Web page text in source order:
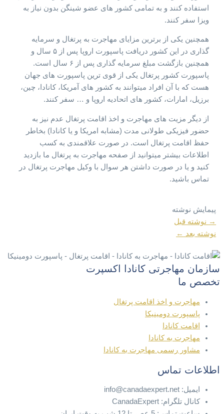
استفاده کنند و به تمامی کشور های عضو شینگن بدون نیاز به
ویزا سفر کنند.
همچنین یکی از برترین مزایای مهاجرت به پرتغال و سرمایه
گذاری در این کشور دریافت پاسپورت اروپا پس از ۵ سال و
همچنین بازگشت مبلغ سرمایه گذاری پس از ۶ سال است.
پاسپورت کشور پرتغال یکی از قوی ترین پاسپورت های جهان
هست که با آن افراد میتوانند به کشور های آمریکا، کانادا، چین،
برزیل، امارات، کشور های اتحادیه اروپا و … سفر کنند.
از دیگر مزیت های مهاجرت و اخذ اقامت پرتغال عدم نیز به
حضور فیزیکی طولانی مدت (مشابه امریکا و یا کانادا) بخاطر
حفظ اقامت پرتغال است. در صورت علاقمندی به کسب
اطلاعات بیشتر میتوانید از صفحه مهاجرت به پرتغال ما بازدید
کنید و یا در صورت داشتن هر سوال با وکیل مهاجرت پرتغال در
تماس باشید.
پیمایش نوشته
→ نوشته قبل
نوشته بعد ←
سازمان مهاجرتی کانادا اکسپرت
تخصص ما
مهاجرت و اخذ اقامت پرتغال
پاسپورت دومینیکا
اقامت کانادا
مهاجرت به کانادا
مشاور رسمی مهاجرت به کانادا
اطلاعات تماس
ایمیل: info@canadaexpert.net
کانال تلگرام: CanadaExpert